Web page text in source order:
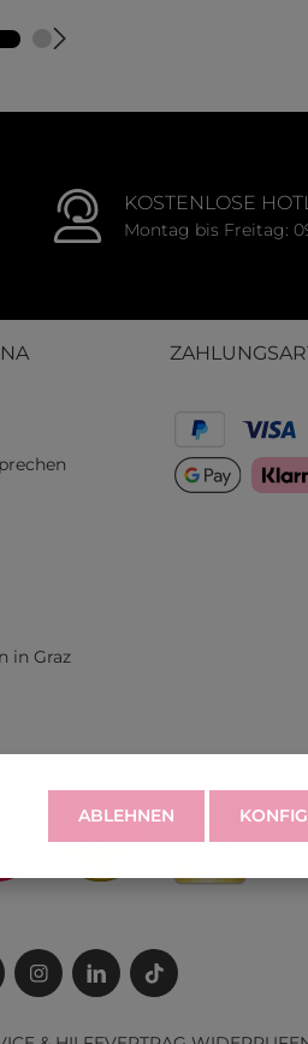
5 Sternen
Durchschnittliche
KOSTENLOSE
Montag bis Freitag:
in Graz
ABLEHNEN